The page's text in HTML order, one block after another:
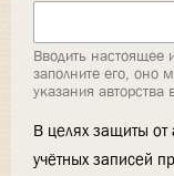
Вводить настоящее
заполните его, оно
указания авторства
В целях защиты от
учётных записей